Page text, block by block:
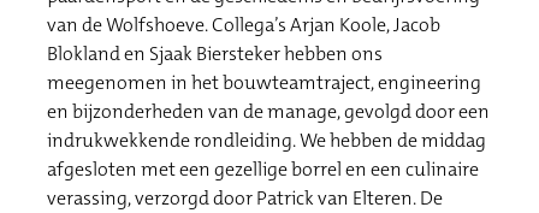
van de Wolfshoeve. Collega’s Arjan Koole, Jacob
Blokland en Sjaak Biersteker hebben ons
meegenomen in het bouwteamtraject, engineering
en bijzonderheden van de manage, gevolgd door een
indrukwekkende rondleiding. We hebben de middag
afgesloten met een gezellige borrel en een culinaire
verassing, verzorgd door Patrick van Elteren. De